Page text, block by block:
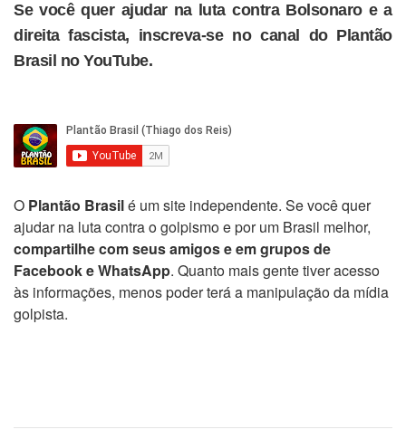
Se você quer ajudar na luta contra Bolsonaro e a
direita fascista, inscreva-se no canal do Plantão
Brasil no YouTube.
O Plantão Brasilé um site independente. Se você quer
ajudar na luta contra o golpismo e por um Brasil melhor,
compartilhe com seus amigos e em grupos de
Facebook e WhatsApp. Quanto mais gente tiver acesso
às informações, menos poder terá a manipulação da mídia
golpista.